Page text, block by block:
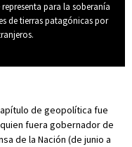
para la soberanía
de tierras patagónicas por
de geopolítica fue
fuera gobernador de
de la Nación (de junio a